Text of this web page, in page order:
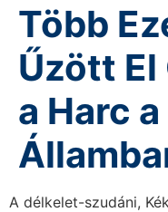
Több
Űzött
a Harc
A délkelet-szudáni,